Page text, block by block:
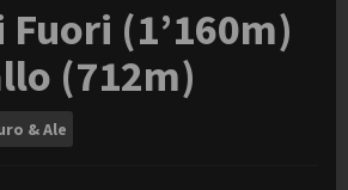
(1’160m)
(712m)
& Ale